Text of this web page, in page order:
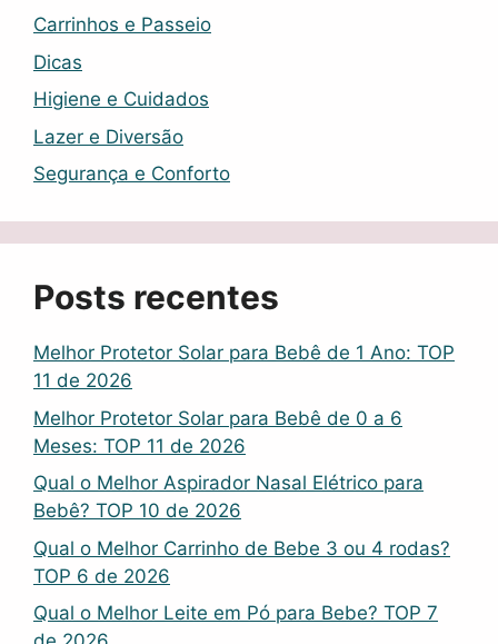
Carrinhos e Passeio
Dicas
Higiene e Cuidados
Lazer e Diversão
Segurança e Conforto
Posts recentes
Melhor Protetor Solar para Bebê de 1 Ano: TOP
11 de 2026
Melhor Protetor Solar para Bebê de 0 a 6
Meses: TOP 11 de 2026
Qual o Melhor Aspirador Nasal Elétrico para
Bebê? TOP 10 de 2026
Qual o Melhor Carrinho de Bebe 3 ou 4 rodas?
TOP 6 de 2026
Qual o Melhor Leite em Pó para Bebe? TOP 7